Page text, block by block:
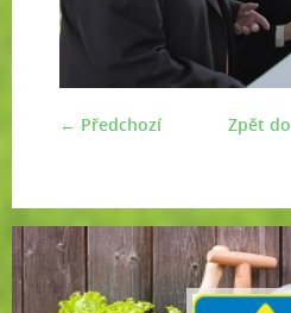
← Předchozí Zpět